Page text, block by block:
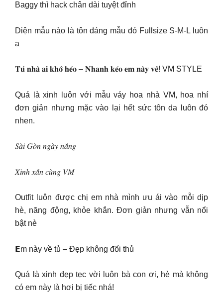
Baggy thì hack chân dài tuyệt đỉnh
Diện mẫu nào là tôn dáng mẫu đó Fullsize S-M-L luôn
ạ
𝐓𝐮̉ 𝐧𝐡𝐚̀ 𝐚𝐢 𝐤𝐡𝐨̂ 𝐡𝐞́𝐨 – 𝐍𝐡𝐚𝐧𝐡 𝐤𝐞́𝐨 𝐞𝐦 𝐧𝐚̀𝐲 𝐯𝐞̂̀! VM STYLE
Quá là xinh luôn với mẫu váy hoa nhà VM, hoa nhí
đơn giản nhưng mặc vào lại hết sức tôn da luôn đó
nhen.
𝑆𝑎̀𝑖 𝐺𝑜̀𝑛 𝑛𝑔𝑎̀𝑦 𝑛𝑎̆́𝑛𝑔
𝑋𝑖𝑛ℎ 𝑥𝑎̆́𝑛 𝑐𝑢̀𝑛𝑔 𝑉𝑀
Outfit luôn được chị em nhà mình ưu ái vào mỗi dịp
hè, năng động, khỏe khắn. Đơn giản nhưng vẫn nổi
bật nè
𝗘m này về tủ – Đẹp không đối thủ
Quá là xinh đẹp tẹc vời luôn bà con ơi, hè mà không
có em này là hơi bị tiếc nhá!